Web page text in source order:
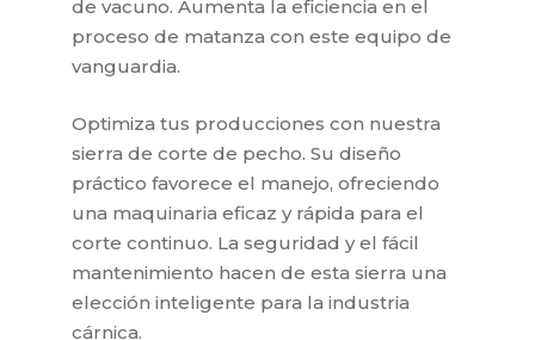
de vacuno. Aumenta la eficiencia en el
proceso de matanza con este equipo de
vanguardia.
Optimiza tus producciones con nuestra
sierra de corte de pecho. Su diseño
práctico favorece el manejo, ofreciendo
una maquinaria eficaz y rápida para el
corte continuo. La seguridad y el fácil
mantenimiento hacen de esta sierra una
elección inteligente para la industria
cárnica.